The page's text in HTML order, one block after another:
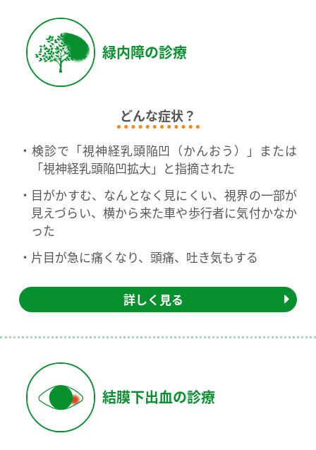
緑内障の診療
どんな症状？
検診で「視神経乳頭陥凹（かんおう）」または
「視神経乳頭陥凹拡大」と指摘された
目がかすむ、なんとなく見にくい、視界の一部が
見えづらい、横から来た車や歩行者に気付かなか
った
片目が急に痛くなり、頭痛、吐き気もする
詳しく見る
結膜下出血の診療